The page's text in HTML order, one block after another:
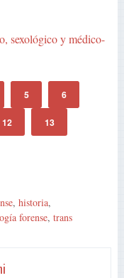
sexológico y médico-
5 6
12 13
, historia,
forense, trans